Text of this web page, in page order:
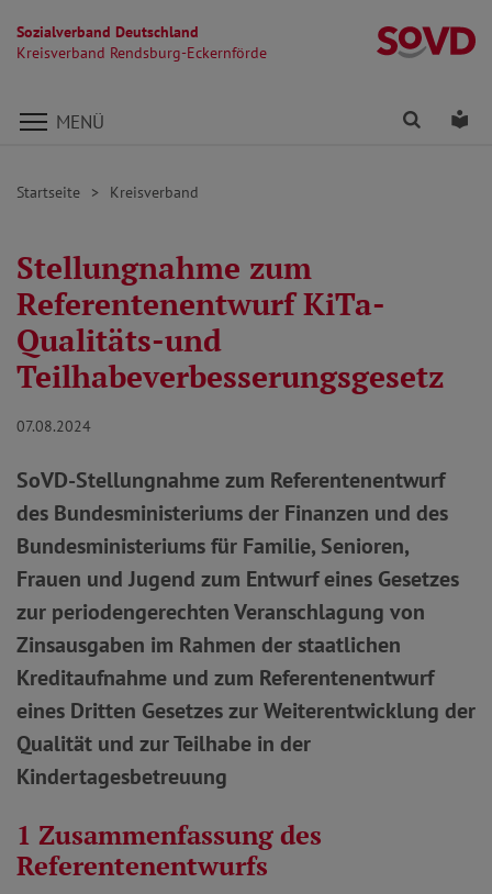
Sozialverband Deutschland
Kreisverband Rendsburg-Eckernförde
Direkt zu den Inhalten springen
MENÜ Finden
Startseite Kreisverband
Stellungnahme zum
Referentenentwurf KiTa-
Qualitäts-und
Teilhabeverbesserungsgesetz
07.08.2024
SoVD-Stellungnahme zum Referentenentwurf
des Bundesministeriums der Finanzen und des
Bundesministeriums für Familie, Senioren,
Frauen und Jugend zum Entwurf eines Gesetzes
zur periodengerechten Veranschlagung von
Zinsausgaben im Rahmen der staatlichen
Kreditaufnahme und zum Referentenentwurf
eines Dritten Gesetzes zur Weiterentwicklung der
Qualität und zur Teilhabe in der
Kindertagesbetreuung
1 Zusammenfassung des
Referentenentwurfs